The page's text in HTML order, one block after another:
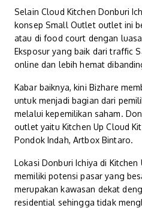
Selain Cloud Kitchen Donburi
konsep Small Outlet outlet ini
atau di food court dengan
Eksposur yang baik dari traffic
online dan lebih hemat
Kabar baiknya, kini Bizhare
untuk menjadi bagian dari
melalui kepemilikan saham.
outlet yaitu Kitchen Up Cloud
Pondok Indah, Artbox Bintaro.
Lokasi Donburi Ichiya di Kitchen
memiliki potensi pasar yang
merupakan kawasan dekat
residential sehingga tidak